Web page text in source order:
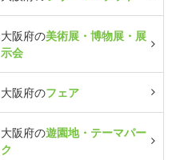
大阪府の美術展・博物展・展
示会
大阪府のフェア
大阪府の遊園地・テーマパー
ク